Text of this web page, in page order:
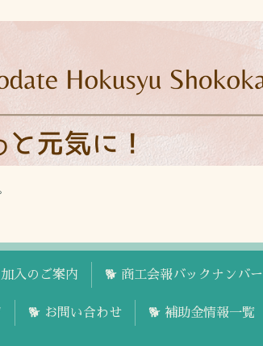
入のご案内 🐕 商工会報バックナンバー
🐕 お問い合わせ 🐕 補助金情報一覧